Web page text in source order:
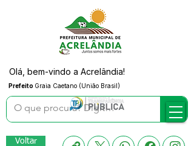
Prefeito Graia Caetano (União Brasil)
Olá, bem-vindo a Acrelândia!
Voltar